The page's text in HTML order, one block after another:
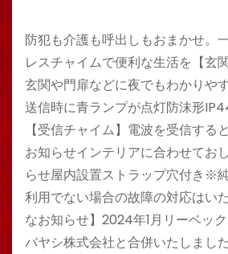
防犯も介護も呼出しもおまかせ。
レスチャイムで便利な生活を【玄
玄関や門扉などに夜でもわかりや
送信時に青ランプが点灯防沫形
【受信チャイム】電波を受信する
お知らせインテリアに合わせてお
らせ屋内設置ストラップ穴付き※
利用でない場合の故障の対応はい
なお知らせ】2024年1月リーベッ
バヤシ株式会社と合併いたしまし